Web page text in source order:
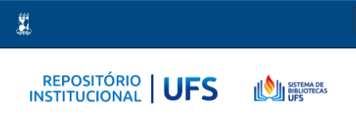
navigation